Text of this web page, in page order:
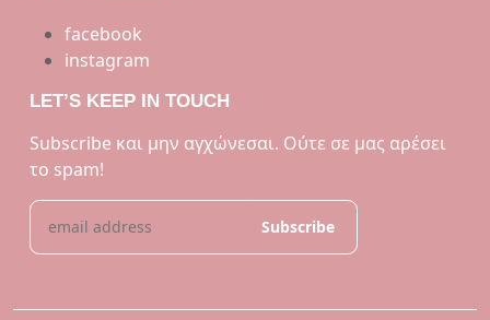
facebook
instagram
LET’S KEEP IN TOUCH
Subscribe και μην αγχώνεσαι. Ούτε σε μας αρέσει
το spam!